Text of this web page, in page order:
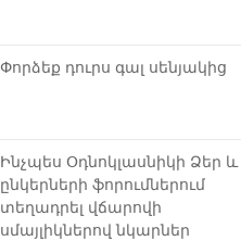
Փորձեք դուրս գալ սենյակից
Ինչպես Օդնոկլասնիկի Ձեր և
ընկերների ֆորումներում
տեղադրել վճարովի
սմայլիկներով նկարներ